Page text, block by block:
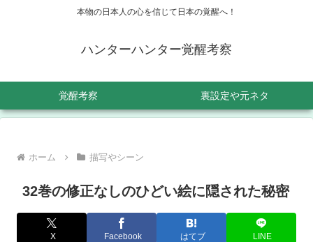
本物の日本人の心を信じて日本の覚醒へ！
ハンターハンター覚醒考察
覚醒考察 裏設定や元ネタ
ホーム 描写やシーン
32巻の修正なしのひどい絵に隠された秘密
X Facebook はてブ LINE